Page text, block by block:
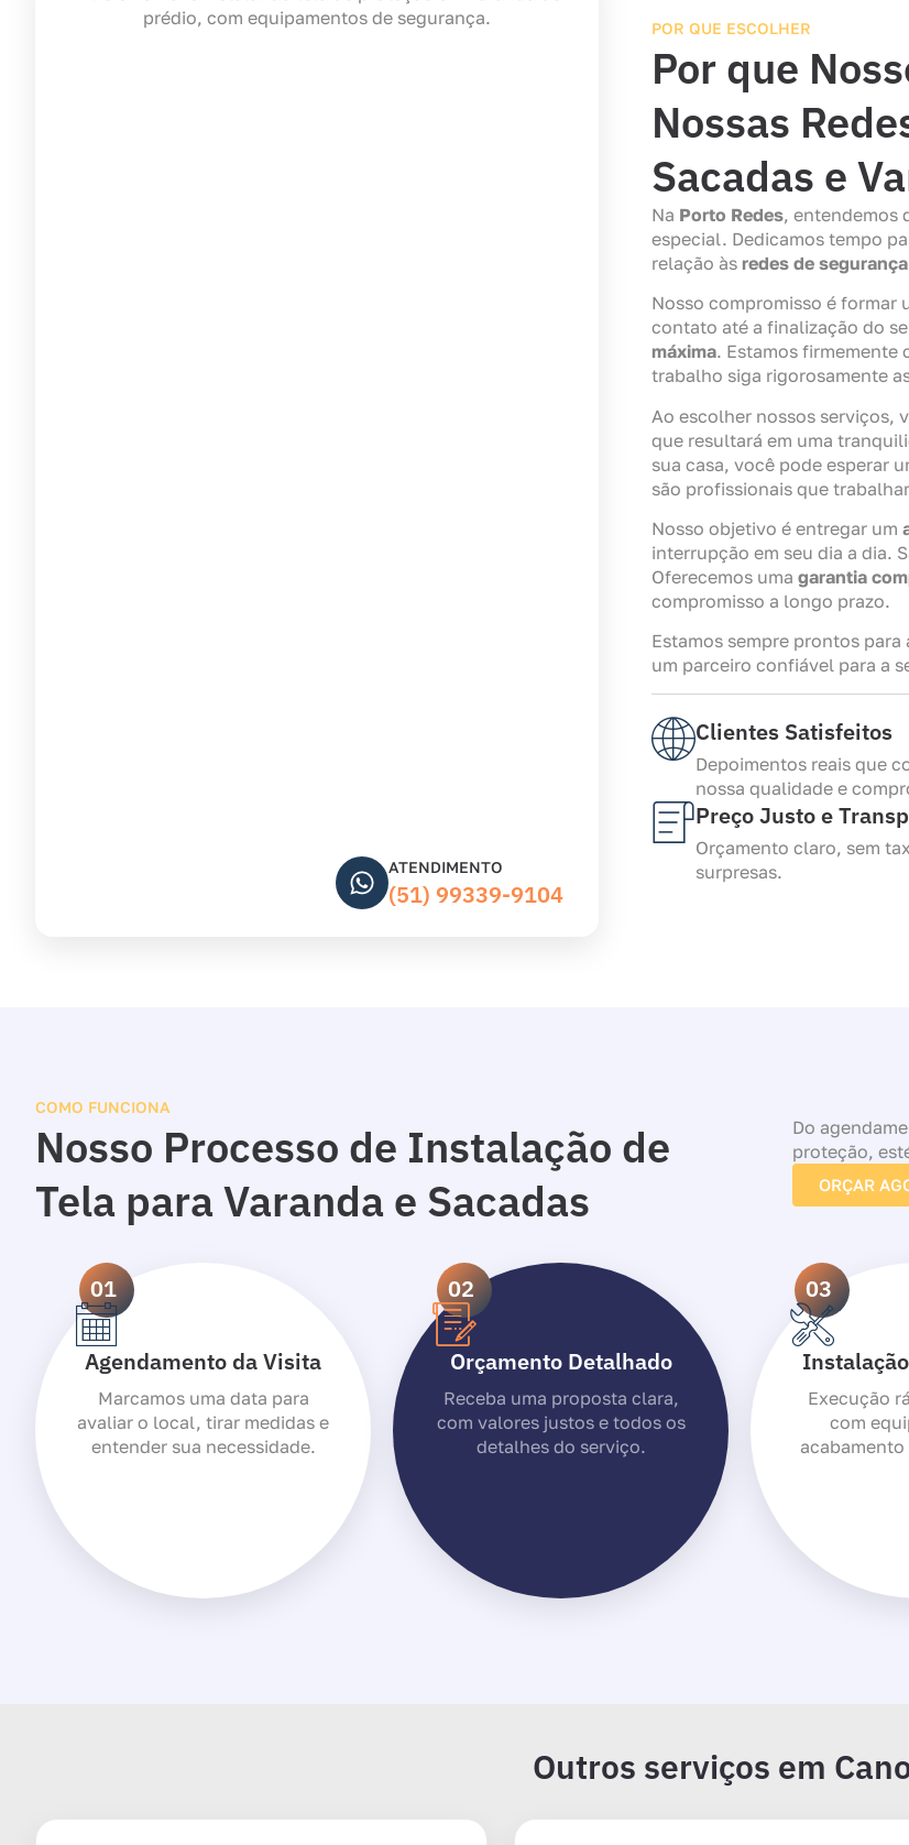
ATENDIMENTO
(51) 99339-9104
POR QUE ESCOLHER
Por que
Nossas
Sacadas e
Na Porto Redes, entendemos
especial. Dedicamos tempo
relação às redes de segurança
Nosso compromisso é formar
contato até a finalização do
máxima. Estamos firmemente
trabalho siga rigorosamente
Ao escolher nossos serviços,
que resultará em uma
sua casa, você pode esperar
são profissionais que
Nosso objetivo é entregar um
interrupção em seu dia a dia.
Oferecemos uma garantia
compromisso a longo prazo.
Estamos sempre prontos
um parceiro confiável para a
Clientes Satisfeitos
Depoimentos reais que
nossa qualidade e
Preço Justo e
Orçamento claro, sem
surpresas.
COMO FUNCIONA
Nosso Processo de Instalação de
Tela para Varanda e Sacadas
Do
proteção,
ORÇAR
01
Agendamento da Visita
Marcamos uma data para
avaliar o local, tirar medidas e
entender sua necessidade.
02
Orçamento Detalhado
Receba uma proposta clara,
com valores justos e todos os
detalhes do serviço.
03
Execução
com
Outros serviços em